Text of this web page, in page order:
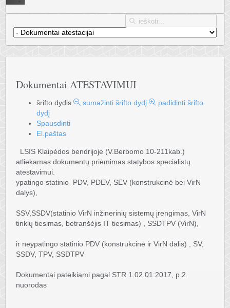
Dokumentai ATESTAVIMUI
šrifto dydis sumažinti šrifto dydį
padidinti šrifto
dydį
Spausdinti
El.paštas
LSIS Klaipėdos bendrijoje (V.Berbomo 10-211kab.)
atliekamas dokumentų priėmimas statybos specialistų
atestavimui.
ypatingo statinio PDV, PDEV, SEV (konstrukcinė bei VirN
dalys),
SSV,SSDV(statinio VirN inžinerinių sistemų įrengimas, VirN
tinklų tiesimas, betranšėjis IT tiesimas) , SSDTPV (VirN),
ir neypatingo statinio PDV (konstrukcinė ir VirN dalis) , SV,
SSDV, TPV, SSDTPV
Dokumentai pateikiami pagal STR 1.02.01:2017, p.2
nuorodas